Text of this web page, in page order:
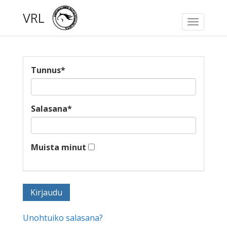
Toggle
VRL
Tunnus*
Salasana*
Muista minut
Unohtuiko salasana?